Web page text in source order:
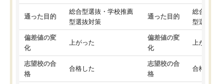
通った目的
総合型選抜・学校推薦
型選抜対策
偏差値の変
化
上がった
志望校の合
格
合格した
通った目的
総合型選
型選抜対
偏差値の変
化
上がった
志望校の合
格
合格した